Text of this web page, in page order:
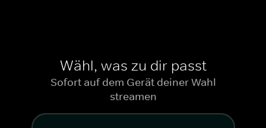
Wähl, was zu dir passt
Sofort auf dem Gerät deiner Wahl
streamen